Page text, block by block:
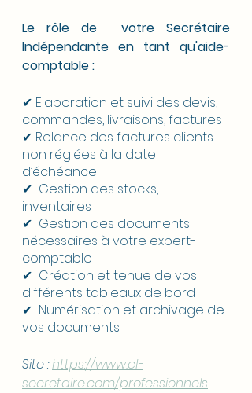
Le rôle de  votre Secrétaire
Indépendante en tant qu'aide-
comptable :
✔ Elaboration et suivi des devis,
commandes, livraisons, factures
✔ Relance des factures clients
non réglées à la date
d’échéance
✔  Gestion des stocks,
inventaires
✔  Gestion des documents
nécessaires à votre expert-
comptable
✔  Création et tenue de vos
différents tableaux de bord
✔  Numérisation et archivage de
vos documents
Site : https://www.cl-
secretaire.com/professionnels